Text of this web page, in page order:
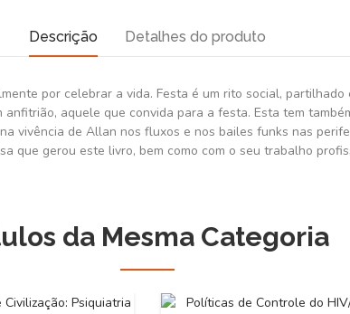
Descrição Detalhes do produto
por celebrar a vida. Festa é um rito social,
aquele que convida para a festa. Esta tem
vivência de Allan nos fluxos e nos bailes funks nas
que gerou este livro, bem como com o seu trabalho
da Mesma Categoria